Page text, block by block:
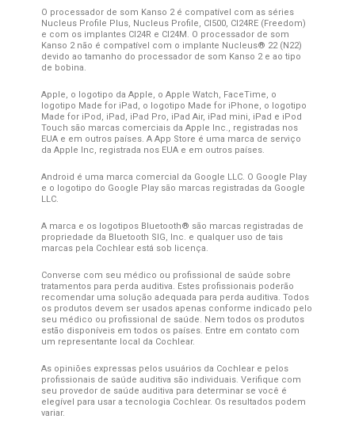
O processador de som Kanso 2 é compatível com as séries
Nucleus Profile Plus, Nucleus Profile, CI500, CI24RE (Freedom)
e com os implantes CI24R e CI24M. O processador de som
Kanso 2 não é compatível com o implante Nucleus® 22 (N22)
devido ao tamanho do processador de som Kanso 2 e ao tipo
de bobina.
Apple, o logotipo da Apple, o Apple Watch, FaceTime, o
logotipo Made for iPad, o logotipo Made for iPhone, o logotipo
Made for iPod, iPad, iPad Pro, iPad Air, iPad mini, iPad e iPod
Touch são marcas comerciais da Apple Inc., registradas nos
EUA e em outros países. A App Store é uma marca de serviço
da Apple Inc, registrada nos EUA e em outros países.
Android é uma marca comercial da Google LLC. O Google Play
e o logotipo do Google Play são marcas registradas da Google
LLC.
A marca e os logotipos Bluetooth® são marcas registradas de
propriedade da Bluetooth SIG, Inc. e qualquer uso de tais
marcas pela Cochlear está sob licença.
Converse com seu médico ou profissional de saúde sobre
tratamentos para perda auditiva. Estes profissionais poderão
recomendar uma solução adequada para perda auditiva. Todos
os produtos devem ser usados ​​apenas conforme indicado pelo
seu médico ou profissional de saúde. Nem todos os produtos
estão disponíveis em todos os países. Entre em contato com
um representante local da Cochlear.
As opiniões expressas pelos usuários da Cochlear e pelos
profissionais de saúde auditiva são individuais. Verifique com
seu provedor de saúde auditiva para determinar se você é
elegível para usar a tecnologia Cochlear. Os resultados podem
variar.